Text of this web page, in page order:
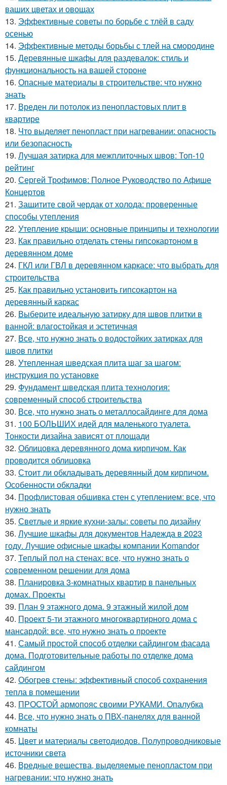
ваших цветах и овощах
13. Эффективные советы по борьбе с тлёй в саду
осенью
14. Эффективные методы борьбы с тлей на смородине
15. Деревянные шкафы для раздевалок: стиль и
функциональность на вашей стороне
16. Опасные материалы в строительстве: что нужно
знать
17. Вреден ли потолок из пенопластовых плит в
квартире
18. Что выделяет пенопласт при нагревании: опасность
или безопасность
19. Лучшая затирка для межплиточных швов: Топ-10
рейтинг
20. Сергей Трофимов: Полное Руководство по Афише
Концертов
21. Защитите свой чердак от холода: проверенные
способы утепления
22. Утепление крыши: основные принципы и технологии
23. Как правильно отделать стены гипсокартоном в
деревянном доме
24. ГКЛ или ГВЛ в деревянном каркасе: что выбрать для
строительства
25. Как правильно установить гипсокартон на
деревянный каркас
26. Выберите идеальную затирку для швов плитки в
ванной: влагостойкая и эстетичная
27. Все, что нужно знать о водостойких затирках для
швов плитки
28. Утепленная шведская плита шаг за шагом:
инструкция по установке
29. Фундамент шведская плита технология:
современный способ строительства
30. Все, что нужно знать о металлосайдинге для дома
31. 100 БОЛЬШИХ идей для маленького туалета.
Тонкости дизайна зависят от площади
32. Облицовка деревянного дома кирпичом. Как
проводится облицовка
33. Стоит ли обкладывать деревянный дом кирпичом.
Особенности обкладки
34. Профлистовая обшивка стен с утеплением: все, что
нужно знать
35. Светлые и яркие кухни-залы: советы по дизайну
36. Лучшие шкафы для документов Надежда в 2023
году. Лучшие офисные шкафы компании Komandor
37. Теплый пол на стенах: все, что нужно знать о
современном решении для дома
38. Планировка 3-комнатных квартир в панельных
домах. Проекты
39. План 9 этажного дома. 9 этажный жилой дом
40. Проект 5-ти этажного многоквартирного дома с
мансардой: все, что нужно знать о проекте
41. Самый простой способ отделки сайдингом фасада
дома. Подготовительные работы по отделке дома
сайдингом
42. Обогрев стены: эффективный способ сохранения
тепла в помещении
43. ПРОСТОЙ армопояс своими РУКАМИ. Опалубка
44. Все, что нужно знать о ПВХ-панелях для ванной
комнаты
45. Цвет и материалы светодиодов. Полупроводниковые
источники света
46. Вредные вещества, выделяемые пенопластом при
нагревании: что нужно знать